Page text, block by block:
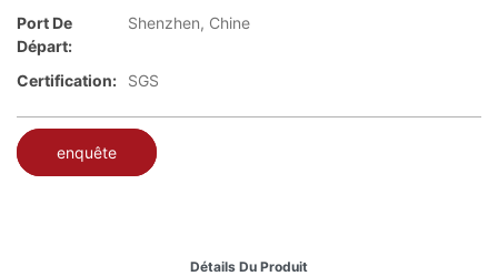
Port De
Départ:
Shenzhen, Chine
Certification: SGS
enquête
Détails Du Produit